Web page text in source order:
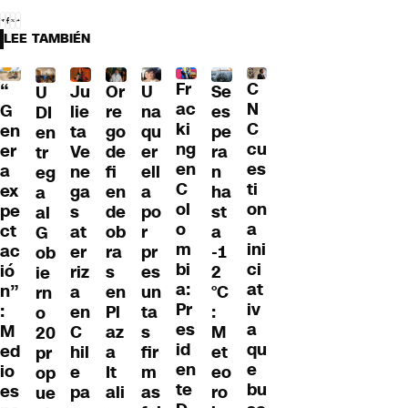
LEE TAMBIÉN
“
G
en
er
a
ex
pe
ct
ac
ió
n”
:
M
ed
io
es
U
DI
en
tr
eg
a
al
G
ob
ie
rn
o
20
pr
op
ue
Ju
lie
ta
Ve
ne
ga
s
at
er
riz
a
en
C
hil
e
pa
Or
re
go
de
fi
en
de
ob
ra
s
en
Pl
az
a
It
ali
U
na
qu
er
ell
a
po
r
pr
es
un
ta
s
fir
m
as
Fr
ac
ki
ng
en
C
ol
o
m
bi
a:
Pr
es
id
en
te
Se
es
pe
ra
n
ha
st
a
-1
2
°C
:
M
et
eo
ro
C
N
C
cu
es
ti
on
a
ini
ci
at
iv
a
qu
e
bu